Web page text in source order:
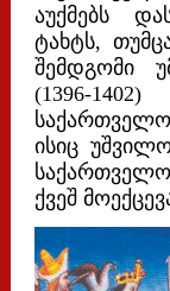
აუქმებს
ტახტს,
შემდგომი
(1396-
ისიც
საქართველო
ქვეშ